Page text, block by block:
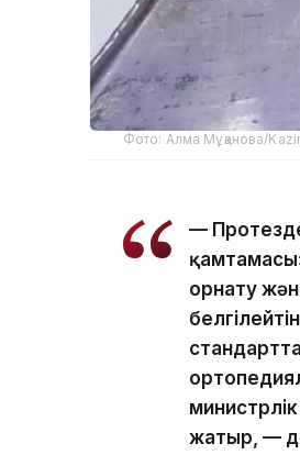
Фото: Алма Мұқанова/
—
орнату
жатыр, —